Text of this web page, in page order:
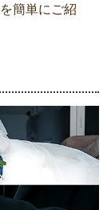
を簡単にご紹